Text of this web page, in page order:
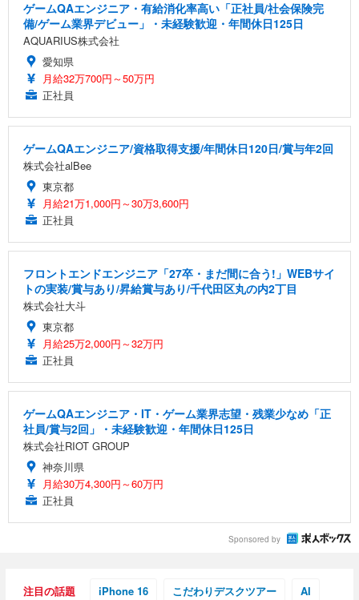
ゲームQAエンジニア・有給消化率高い「正社員/社会保険完
備/ゲーム業界デビュー」・未経験歓迎・年間休日125日
AQUARIUS株式会社
愛知県
月給32万700円～50万円
正社員
ゲームQAエンジニア/資格取得支援/年間休日120日/賞与年2回
株式会社alBee
東京都
月給21万1,000円～30万3,600円
正社員
フロントエンドエンジニア「27卒・まだ間に合う!」WEBサイ
トの実装/賞与あり/昇給賞与あり/千代田区丸の内2丁目
株式会社大斗
東京都
月給25万2,000円～32万円
正社員
ゲームQAエンジニア・IT・ゲーム業界志望・残業少なめ「正
社員/賞与2回」・未経験歓迎・年間休日125日
株式会社RIOT GROUP
神奈川県
月給30万4,300円～60万円
正社員
Sponsored by
注目の話題 iPhone 16 こだわりデスクツアー AI